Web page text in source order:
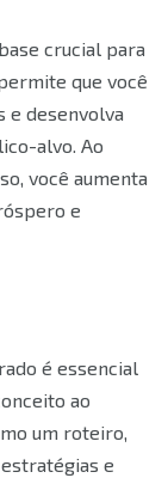
crucial para
que você
e desenvolva
alvo. Ao
você aumenta
e
é essencial
ao
um roteiro,
e